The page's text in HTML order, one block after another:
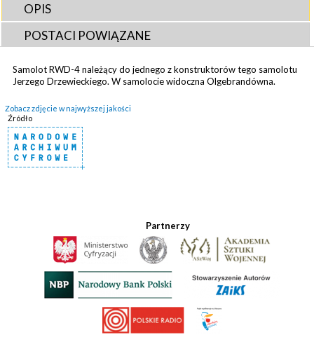
OPIS
POSTACI POWIĄZANE
Samolot RWD-4 należący do jednego z konstruktorów tego samolotu
Jerzego Drzewieckiego. W samolocie widoczna Olgebrandówna.
Zobacz zdjęcie w najwyższej jakości
Źródło
Partnerzy